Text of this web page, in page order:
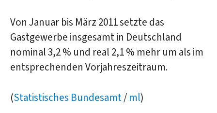
Von Januar bis März 2011 setzte das
Gastgewerbe insgesamt in Deutschland
nominal 3,2 % und real 2,1 % mehr um als im
entsprechenden Vorjahreszeitraum.
(Statistisches Bundesamt/ml)